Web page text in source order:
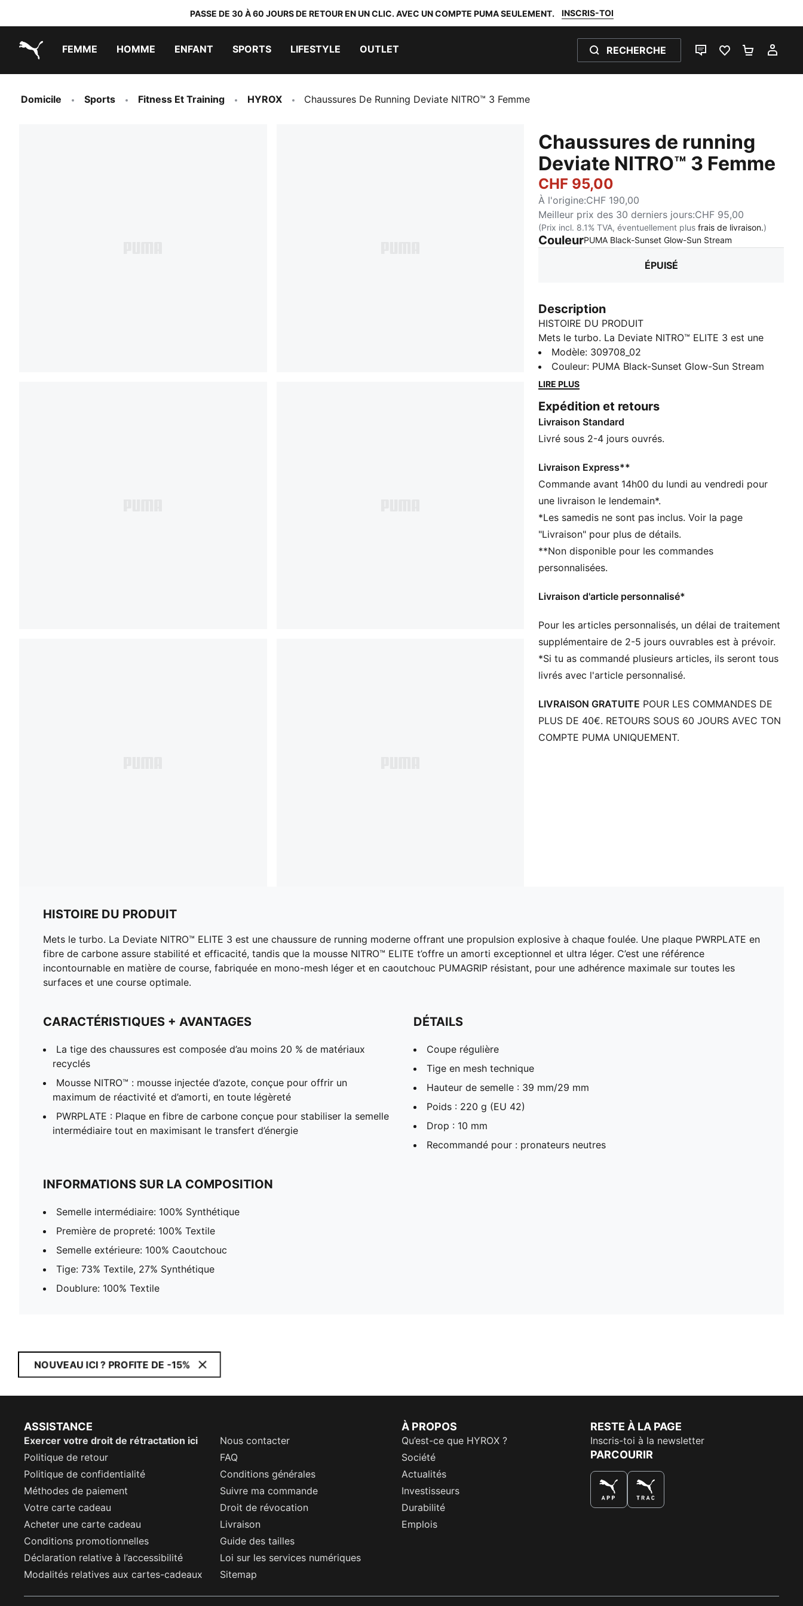
PASSE DE 30 À 60 JOURS DE RETOUR EN UN CLIC. AVEC UN COMPTE PUMA SEULEMENT. INSCRIS-TOI
FEMME HOMME ENFANT SPORTS LIFESTYLE OUTLET RECHERCHE
LIVE CHATFAVORIS 0PANIER 0
Domicile Sports Fitness Et Training HYROX Chaussures De Running Deviate NITRO™ 3 Femme
Chaussures de running
Deviate NITRO™ 3 Femme
CHF 95,00
À l'origine:CHF 190,00
Meilleur prix des 30 derniers jours:CHF 95,00
(Prix incl. 8.1% TVA, éventuellement plusfrais de livraison.)
CouleurPUMA Black-Sunset Glow-Sun Stream
ÉPUISÉ
Description
HISTOIRE DU PRODUIT
Mets le turbo. La Deviate NITRO™ ELITE 3 est une
chaussure de running moderne offrant une propulsion
explosive à chaque foulée. Une plaque PWRPLATE en
fibre de carbone assure stabilité et efficacité, tandis
exceptionnel et ultra léger. C’est une référence
incontournable en matière de course, fabriquée en
mono-mesh léger et en caoutchouc PUMAGRIP
surfaces et une course optimale.
CARACTÉRISTIQUES + AVANTAGES
La tige des chaussures est composée d’au moins
Mousse NITRO™ : mousse injectée d’azote, conçue
pour offrir un maximum de réactivité et d’amorti, en
toute légèreté
PWRPLATE : Plaque en fibre de carbone conçue pour
le transfert d’énergie
Coupe régulière
Tige en mesh technique
Hauteur de semelle : 39 mm/29 mm
Poids : 220 g (EU 42)
Drop : 10 mm
Modèle: 309708_02
Couleur: PUMA Black-Sunset Glow-Sun Stream
LIRE PLUS
Expédition et retours
Livraison Standard
Livré sous 2-4 jours ouvrés.
Livraison Express**
Commande avant 14h00 du lundi au vendredi pour
une livraison le lendemain*.
*Les samedis ne sont pas inclus. Voir la page
"Livraison" pour plus de détails.
**Non disponible pour les commandes
personnalisées.
Livraison d'article personnalisé*
Pour les articles personnalisés, un délai de traitement
supplémentaire de 2-5 jours ouvrables est à prévoir.
*Si tu as commandé plusieurs articles, ils seront tous
livrés avec l'article personnalisé.
LIVRAISON GRATUITE POUR LES COMMANDES DE
PLUS DE 40€. RETOURS SOUS 60 JOURS AVEC TON
COMPTE PUMA UNIQUEMENT.
HISTOIRE DU PRODUIT
Mets le turbo. La Deviate NITRO™ ELITE 3 est une chaussure de running moderne offrant une propulsion explosive à chaque foulée. Une plaque PWRPLATE en
fibre de carbone assure stabilité et efficacité, tandis que la mousse NITRO™ ELITE t’offre un amorti exceptionnel et ultra léger. C’est une référence
incontournable en matière de course, fabriquée en mono-mesh léger et en caoutchouc PUMAGRIP résistant, pour une adhérence maximale sur toutes les
surfaces et une course optimale.
CARACTÉRISTIQUES + AVANTAGES
La tige des chaussures est composée d’au moins 20 % de matériaux
recyclés
Mousse NITRO™ : mousse injectée d’azote, conçue pour offrir un
maximum de réactivité et d’amorti, en toute légèreté
PWRPLATE : Plaque en fibre de carbone conçue pour stabiliser la semelle
intermédiaire tout en maximisant le transfert d’énergie
DÉTAILS
Coupe régulière
Tige en mesh technique
Hauteur de semelle : 39 mm/29 mm
Poids : 220 g (EU 42)
Drop : 10 mm
Recommandé pour : pronateurs neutres
INFORMATIONS SUR LA COMPOSITION
Semelle intermédiaire: 100% Synthétique
Première de propreté: 100% Textile
Semelle extérieure: 100% Caoutchouc
Tige: 73% Textile, 27% Synthétique
Doublure: 100% Textile
NOUVEAU ICI ? PROFITE DE -15%
ASSISTANCE
Exercer votre droit de rétractation ici
Nous contacter
Politique de retour
FAQ
Politique de confidentialité
Conditions générales
Méthodes de paiement
Suivre ma commande
Votre carte cadeau
Droit de révocation
Acheter une carte cadeau
Livraison
Conditions promotionnelles
Guide des tailles
Déclaration relative à l’accessibilité
Loi sur les services numériques
Modalités relatives aux cartes-cadeaux
Sitemap
À PROPOS
Qu’est-ce que HYROX ?
Société
Actualités
Investisseurs
Durabilité
Emplois
RESTE À LA PAGE
Inscris-toi à la newsletter
PARCOURIR